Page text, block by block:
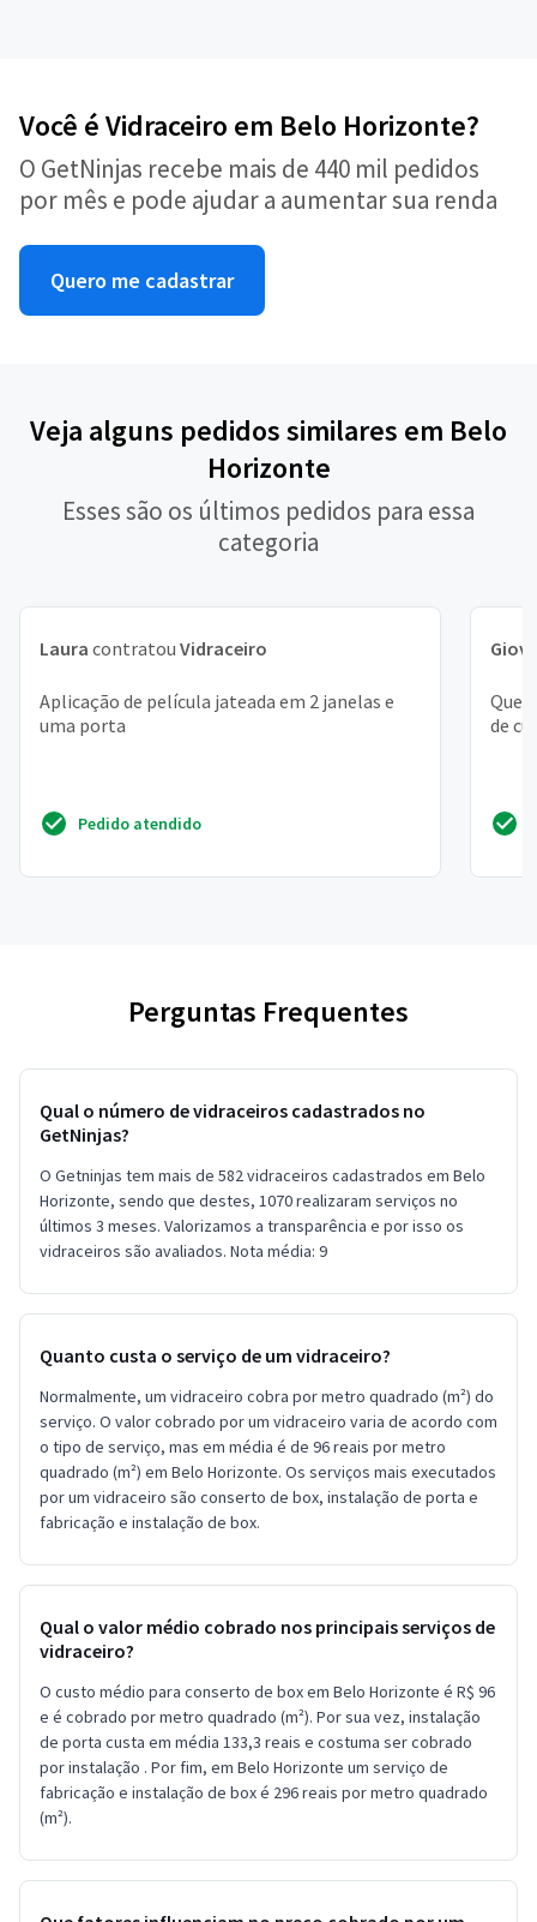
Você é Vidraceiro em Belo Horizonte?
O GetNinjas recebe mais de 440 mil pedidos
por mês e pode ajudar a aumentar sua renda
Quero me cadastrar
Veja alguns pedidos similares em Belo
Horizonte
Esses são os últimos pedidos para essa
categoria
Laura contratou Vidraceiro
Aplicação de película jateada em 2 janelas e
uma porta
Pedido atendido
de
Perguntas Frequentes
Qual o número de vidraceiros cadastrados no
GetNinjas?
O Getninjas tem mais de 582 vidraceiros cadastrados em Belo
Horizonte, sendo que destes, 1070 realizaram serviços no
últimos 3 meses. Valorizamos a transparência e por isso os
vidraceiros são avaliados. Nota média: 9
Quanto custa o serviço de um vidraceiro?
Normalmente, um vidraceiro cobra por metro quadrado (m²) do
serviço. O valor cobrado por um vidraceiro varia de acordo com
o tipo de serviço, mas em média é de 96 reais por metro
quadrado (m²) em Belo Horizonte. Os serviços mais executados
por um vidraceiro são conserto de box, instalação de porta e
fabricação e instalação de box.
Qual o valor médio cobrado nos principais serviços de
vidraceiro?
O custo médio para conserto de box em Belo Horizonte é R$ 96
e é cobrado por metro quadrado (m²). Por sua vez, instalação
de porta custa em média 133,3 reais e costuma ser cobrado
por instalação . Por fim, em Belo Horizonte um serviço de
fabricação e instalação de box é 296 reais por metro quadrado
(m²).